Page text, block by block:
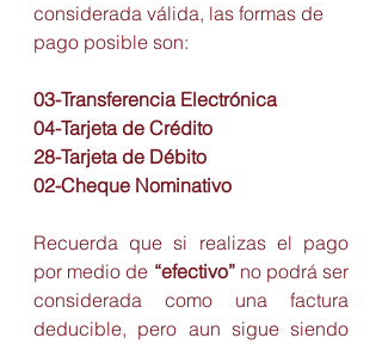
considerada válida, las formas de
pago posible son:
03-Transferencia Electrónica
04-Tarjeta de Crédito
28-Tarjeta de Débito
02-Cheque Nominativo
Recuerda que si realizas el pago
por medio de “efectivo” no podrá ser
considerada como una factura
deducible, pero aun sigue siendo